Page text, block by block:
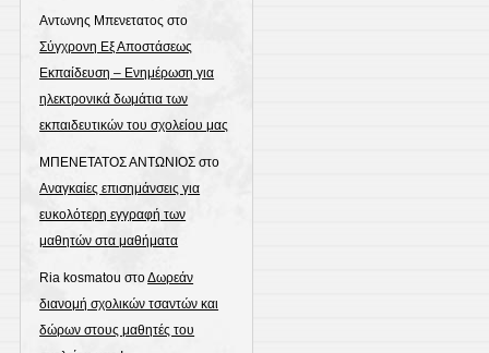
Αντωνης Μπενετατος στο
Σύγχρονη Εξ Αποστάσεως
Εκπαίδευση – Ενημέρωση για
ηλεκτρονικά δωμάτια των
εκπαιδευτικών του σχολείου μας
ΜΠΕΝΕΤΑΤΟΣ ΑΝΤΩΝΙΟΣ στο
Αναγκαίες επισημάνσεις για
ευκολότερη εγγραφή των
μαθητών στα μαθήματα
Ria kosmatou στοΔωρεάν
διανομή σχολικών τσαντών και
δώρων στους μαθητές του